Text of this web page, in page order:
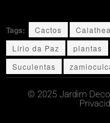
Tags: Cactos Calathea
Lírio da Paz
plantas
Suculentas
© 2025 Jardim